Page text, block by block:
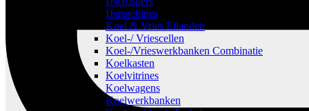
IJsmachines
Koel & Vries Eilanden
Koel-/ Vriescellen
Koel-/Vrieswerkbanken Combinatie
Koelkasten
Koelvitrines
Koelwagens
Koelwerkbanken